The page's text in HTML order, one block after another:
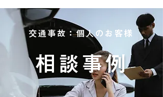
交通事故：個人のお客様
相談事例